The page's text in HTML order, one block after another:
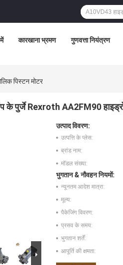
कारखाना भ्रमण गुणवत्ता नियंत्रण
पिस्टन मोटर
के पुर्जे Rexroth AA2FM90
उत्पाद विवरण:
उत्पत्ति के प्लेस:
ब्रांड नाम:
मॉडल संख्या:
भुगतान & नौवहन नियमों:
न्यूनतम आदेश मात्रा:
मूल्य:
पैकेजिंग विवरण:
प्रसव के समय:
भुगतान शर्तें:
आपूर्ति की क्षमता: